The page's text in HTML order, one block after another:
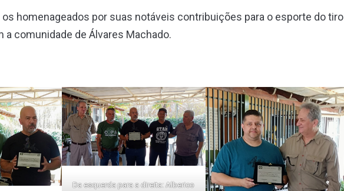
os homenageados por suas notáveis contribuições para o esporte do tiro
a comunidade de Álvares Machado.
Da esquerda para a direita: Alberico